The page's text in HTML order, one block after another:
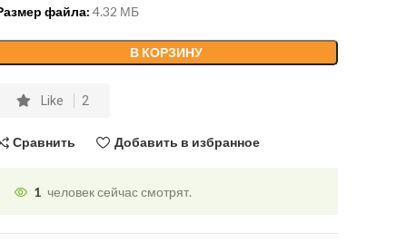
файла: 4.32 МБ
В КОРЗИНУ
Like 2
Сравнить Добавить в избранное
1 человек сейчас смотрят.